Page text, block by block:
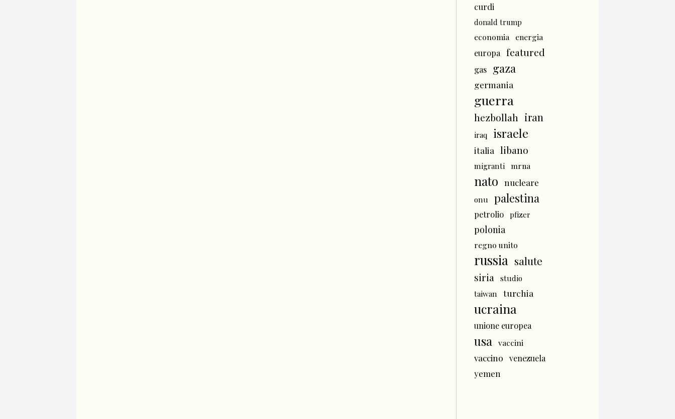
curdi
donald trump
economia
energia
europa
featured
gas gaza
germania
guerra
hezbollah iran
iraq israele
italia libano
migranti mrna
nato nucleare
onu palestina
petrolio pfizer
polonia
regno unito
russia salute
siria
studio
taiwan
turchia
ucraina
unione europea
usa vaccini
vaccino venezuela
yemen